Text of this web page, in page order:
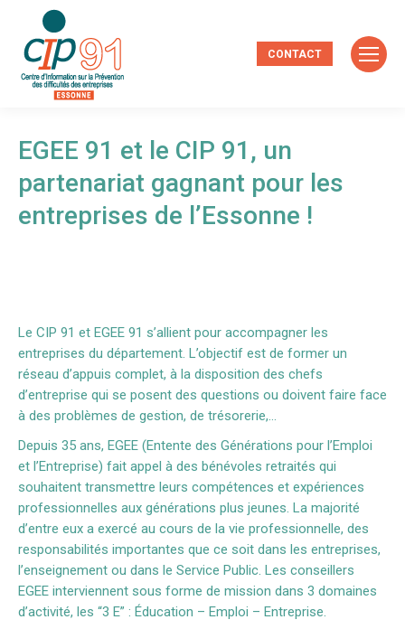
CONTACT
EGEE 91 et le CIP 91, un
partenariat gagnant pour les
entreprises de l’Essonne !
Le CIP 91 et EGEE 91 s’allient pour accompagner les
entreprises du département. L’objectif est de former un
réseau d’appuis complet, à la disposition des chefs
d’entreprise qui se posent des questions ou doivent faire face
à des problèmes de gestion, de trésorerie,…
Depuis 35 ans, EGEE (Entente des Générations pour l’Emploi
et l’Entreprise) fait appel à des bénévoles retraités qui
souhaitent transmettre leurs compétences et expériences
professionnelles aux générations plus jeunes. La majorité
d’entre eux a exercé au cours de la vie professionnelle, des
responsabilités importantes que ce soit dans les entreprises,
l’enseignement ou dans le Service Public. Les conseillers
EGEE interviennent sous forme de mission dans 3 domaines
d’activité, les “3 E” : Éducation – Emploi – Entreprise.